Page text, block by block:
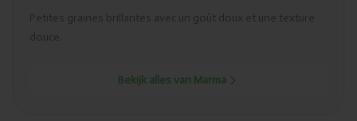
Petites graines brillantes avec un goût doux et une texture
douce.
Bekijk alles van Marma